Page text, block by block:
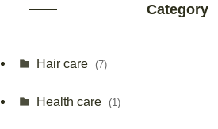
Category
Hair care (7)
Health care (1)